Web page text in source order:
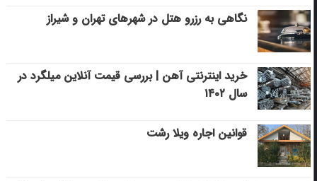
نگاهی به رزرو هتل در شهرهای تهران و شیراز
خرید اینترنتی آهن | بررسی قیمت آنلاین میلگرد در
سال ۱۴۰۲
قوانین اجاره ویلا رشت